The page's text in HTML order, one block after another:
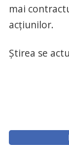
mai
acțiunilor.
Știrea se